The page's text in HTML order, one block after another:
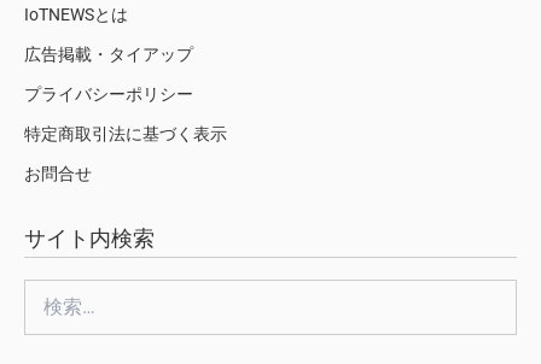
IoTNEWSとは
広告掲載・タイアップ
プライバシーポリシー
特定商取引法に基づく表示
お問合せ
サイト内検索
索: